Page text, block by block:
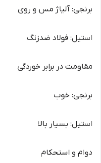
برنجی: آلیاژ مس و روی
استیل: فولاد ضدزنگ
مقاومت در برابر خوردگی
برنجی: خوب
استیل: بسیار بالا
دوام و استحکام